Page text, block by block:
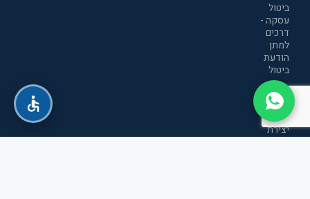
ביטול
עסקה -
דרכים
למתן
הודעת
ביטול
מדיניות
הפרטיות
יצירת